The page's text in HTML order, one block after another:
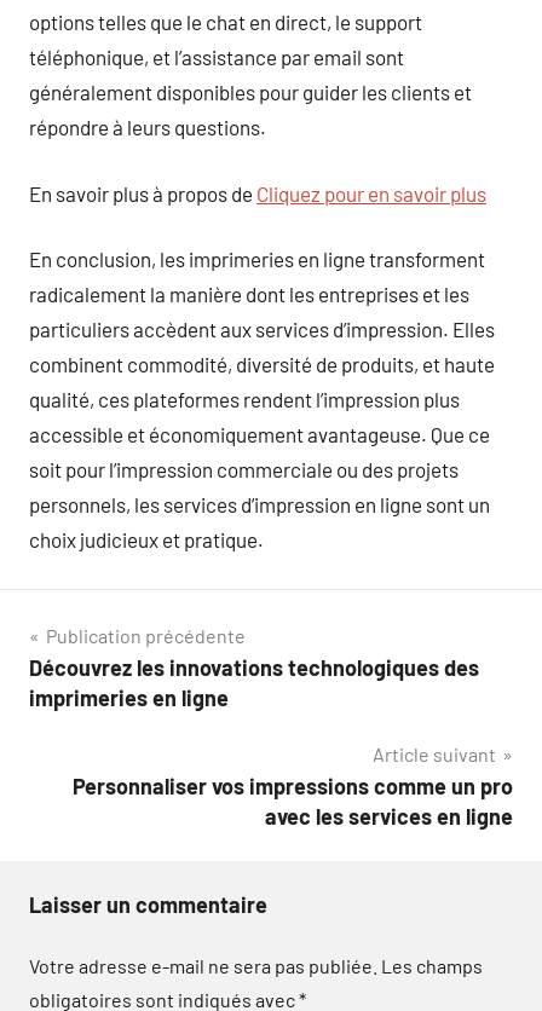
options telles que le chat en direct, le support
téléphonique, et l’assistance par email sont
généralement disponibles pour guider les clients et
répondre à leurs questions.
En savoir plus à propos de Cliquez pour en savoir plus
En conclusion, les imprimeries en ligne transforment
radicalement la manière dont les entreprises et les
particuliers accèdent aux services d’impression. Elles
combinent commodité, diversité de produits, et haute
qualité, ces plateformes rendent l’impression plus
accessible et économiquement avantageuse. Que ce
soit pour l’impression commerciale ou des projets
personnels, les services d’impression en ligne sont un
choix judicieux et pratique.
Navigation
de
Publication précédente
Découvrez les innovations technologiques des
imprimeries en ligne
Article suivant
Personnaliser vos impressions comme un pro
avec les services en ligne
Laisser un commentaire
Votre adresse e-mail ne sera pas publiée. Les champs
obligatoires sont indiqués avec*